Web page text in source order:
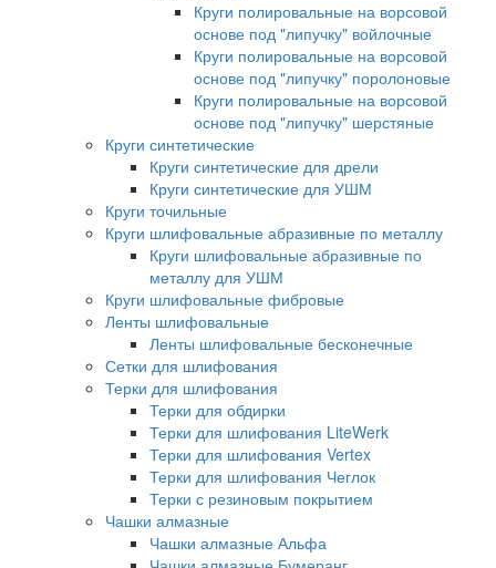
Круги полировальные на ворсовой
основе под "липучку" войлочные
Круги полировальные на ворсовой
основе под "липучку" поролоновые
Круги полировальные на ворсовой
основе под "липучку" шерстяные
Круги синтетические
Круги синтетические для дрели
Круги синтетические для УШМ
Круги точильные
Круги шлифовальные абразивные по металлу
Круги шлифовальные абразивные по
металлу для УШМ
Круги шлифовальные фибровые
Ленты шлифовальные
Ленты шлифовальные бесконечные
Сетки для шлифования
Терки для шлифования
Терки для обдирки
Терки для шлифования LiteWerk
Терки для шлифования Vertex
Терки для шлифования Чеглок
Терки с резиновым покрытием
Чашки алмазные
Чашки алмазные Альфа